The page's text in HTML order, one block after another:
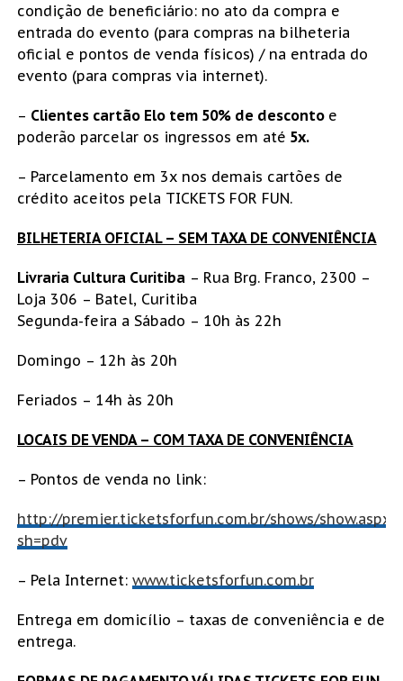
condição de beneficiário: no ato da compra e
entrada do evento (para compras na bilheteria
oficial e pontos de venda físicos) / na entrada do
evento (para compras via internet).
– Clientes cartão Elo tem 50% de desconto e
poderão parcelar os ingressos em até 5x.
– Parcelamento em 3x nos demais cartões de
crédito aceitos pela TICKETS FOR FUN.
BILHETERIA OFICIAL – SEM TAXA DE CONVENIÊNCIA
Livraria Cultura Curitiba – Rua Brg. Franco, 2300 –
Loja 306 – Batel, Curitiba
Segunda-feira a Sábado – 10h às 22h
Domingo – 12h às 20h
Feriados – 14h às 20h
LOCAIS DE VENDA – COM TAXA DE CONVENIÊNCIA
– Pontos de venda no link:
http://premier.ticketsforfun.com.br/shows/show.aspx?
sh=pdv
– Pela Internet: www.ticketsforfun.com.br
Entrega em domicílio – taxas de conveniência e de
entrega.